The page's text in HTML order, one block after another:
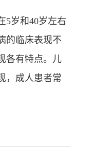
5岁和40岁左右
的临床表现不
各有特点。儿
，成人患者常